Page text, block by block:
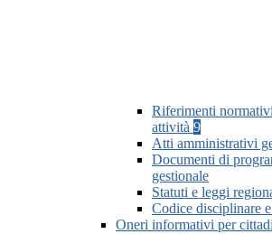
Riferimenti
attività 9
Atti amministrativi
Documenti di
gestionale
Statuti e leggi
Codice disciplinare
Oneri informativi per